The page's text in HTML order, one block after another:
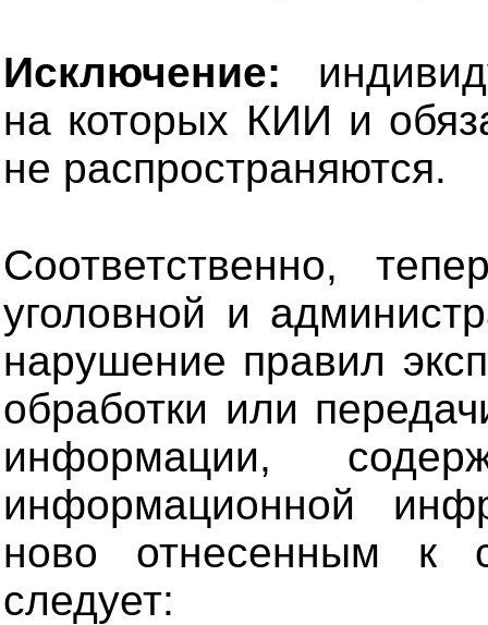
Исключение:
на которых КИИ и
не распространяются.
Соответственно,
уголовной и
нарушение правил
обработки или
информации,
информационной
ново отнесенным к
следует: